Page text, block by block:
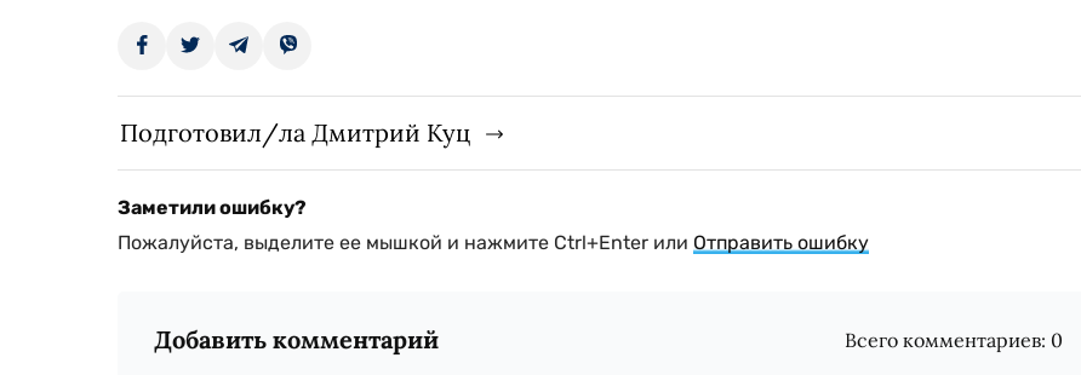
Подготовил/ла Дмитрий Куц
Заметили ошибку?
Пожалуйста, выделите ее мышкой и нажмите Ctrl+Enter или Отправить ошибку
Добавить комментарий Всего комментариев: 0